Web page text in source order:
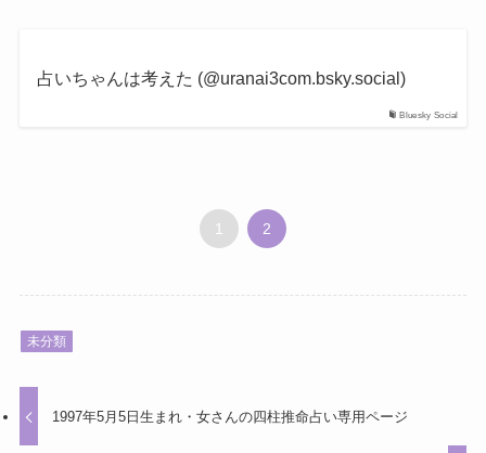
Bluesky Social
占いちゃんは考えた (@uranai3com.bsky.social)
1 2
未分類
1997年5月5日生まれ・女さんの四柱推命占い専用ページ